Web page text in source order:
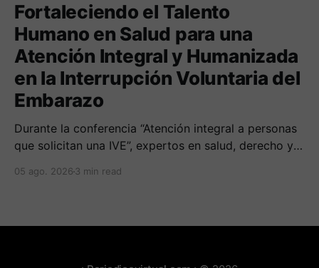
Fortaleciendo el Talento
Humano en Salud para una
Atención Integral y Humanizada
en la Interrupción Voluntaria del
Embarazo
Durante la conferencia “Atención integral a personas
que solicitan una IVE”, expertos en salud, derecho y
sobre cómo abordar esta temática desde una
05 ago. 2026 3 min read